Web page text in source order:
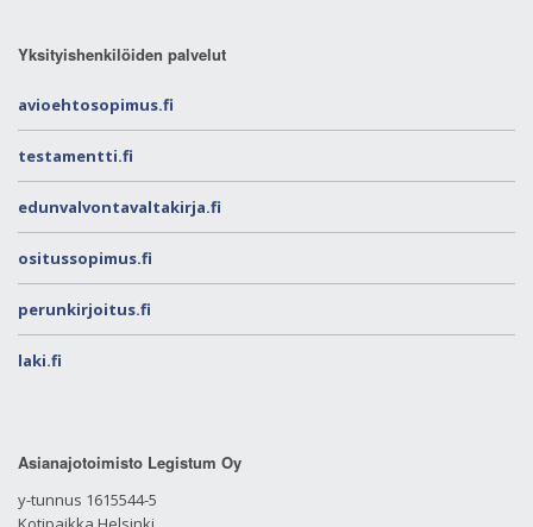
Yksityishenkilöiden palvelut
avioehtosopimus.fi
testamentti.fi
edunvalvontavaltakirja.fi
ositussopimus.fi
perunkirjoitus.fi
laki.fi
Asianajotoimisto Legistum Oy
y-tunnus 1615544-5